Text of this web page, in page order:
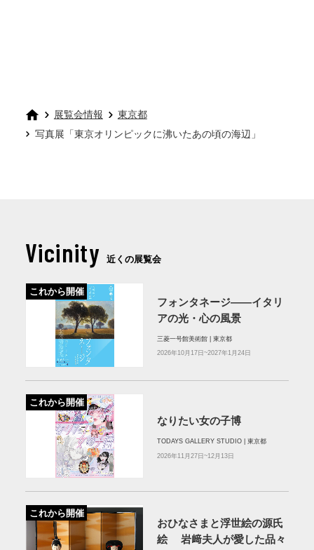
展覧会情報
東京都
写真展「東京オリンピックに沸いたあの頃の海辺」
Vicinity 近くの展覧会
これから開催
フォンタネージ——イタリ
アの光・心の風景
三菱一号館美術館 | 東京都
2026年10月17日~2027年1月24日
これから開催
なりたい女の子博
TODAYS GALLERY STUDIO | 東京都
2026年11月27日~12月13日
これから開催
おひなさまと浮世絵の源氏
絵 岩﨑夫人が愛した品々